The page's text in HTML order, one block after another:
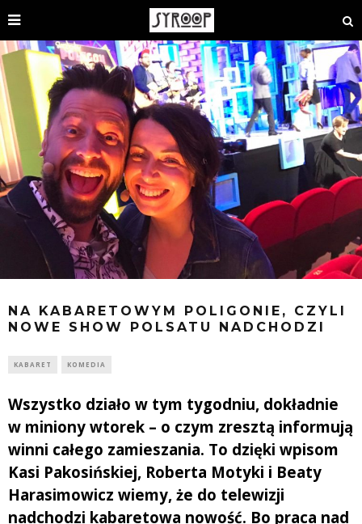
NA KABARETOWYM POLIGONIE, CZYLI
NOWE SHOW POLSATU NADCHODZI
KABARET KOMEDIA
Wszystko działo w tym tygodniu, dokładnie
w miniony wtorek – o czym zresztą informują
winni całego zamieszania. To dzięki wpisom
Kasi Pakosińskiej, Roberta Motyki i Beaty
Harasimowicz wiemy, że do telewizji
nadchodzi kabaretowa nowość. Bo praca nad